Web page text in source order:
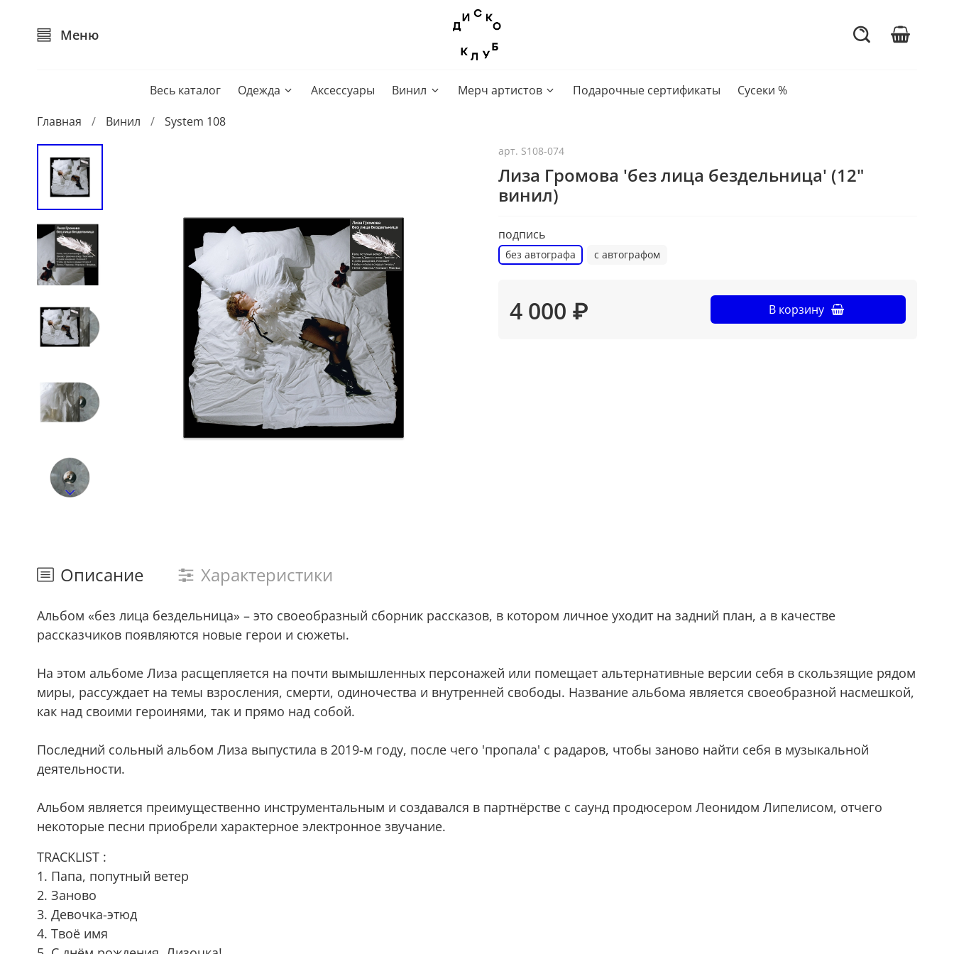
Меню
Весь каталог Одежда Аксессуары Винил Мерч артистов Подарочные сертификаты Сусеки %
Главная Винил System 108
арт. S108-074
Лиза Громова 'без лица бездельница' (12"
винил)
подпись
без автографа с автографом
4 000 ₽ В корзину
Описание Характеристики
Альбом «без лица бездельница» – это своеобразный сборник рассказов, в котором личное уходит на задний план, а в качестве
рассказчиков появляются новые герои и сюжеты.
На этом альбоме Лиза расщепляется на почти вымышленных персонажей или помещает альтернативные версии себя в скользящие рядом
миры, рассуждает на темы взросления, смерти, одиночества и внутренней свободы. Название альбома является своеобразной насмешкой,
как над своими героинями, так и прямо над собой.
Последний сольный альбом Лиза выпустила в 2019-м году, после чего 'пропала' с радаров, чтобы заново найти себя в музыкальной
деятельности.
Альбом является преимущественно инструментальным и создавался в партнёрстве с саунд продюсером Леонидом Липелисом, отчего
некоторые песни приобрели характерное электронное звучание.
TRACKLIST :
1. Папа, попутный ветер
2. Заново
3. Девочка-этюд
4. Твоё имя